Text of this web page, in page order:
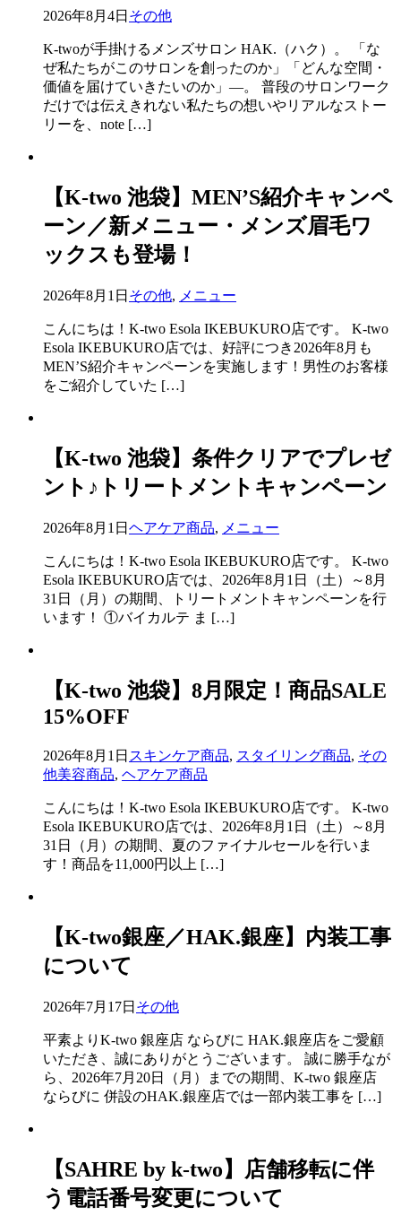
2026年8月4日 その他
K-twoが手掛けるメンズサロン HAK.（ハク）。 「な
ぜ私たちがこのサロンを創ったのか」「どんな空間・
価値を届けていきたいのか」—。 普段のサロンワーク
だけでは伝えきれない私たちの想いやリアルなストー
リーを、note […]
【K-two 池袋】MEN’S紹介キャンペ
ーン／新メニュー・メンズ眉毛ワ
ックスも登場！
2026年8月1日 その他, メニュー
こんにちは！K-two Esola IKEBUKURO店です。 K-two
Esola IKEBUKURO店では、好評につき2026年8月も
MEN’S紹介キャンペーンを実施します！男性のお客様
をご紹介していた […]
【K-two 池袋】条件クリアでプレゼ
ント♪トリートメントキャンペーン
2026年8月1日 ヘアケア商品, メニュー
こんにちは！K-two Esola IKEBUKURO店です。 K-two
Esola IKEBUKURO店では、2026年8月1日（土）～8月
31日（月）の期間、トリートメントキャンペーンを行
います！ ①バイカルテ ま […]
【K-two 池袋】8月限定！商品SALE
15%OFF
2026年8月1日 スキンケア商品, スタイリング商品, その
他美容商品, ヘアケア商品
こんにちは！K-two Esola IKEBUKURO店です。 K-two
Esola IKEBUKURO店では、2026年8月1日（土）～8月
31日（月）の期間、夏のファイナルセールを行いま
す！商品を11,000円以上 […]
【K-two銀座／HAK.銀座】内装工事
について
2026年7月17日 その他
平素よりK-two 銀座店 ならびに HAK.銀座店をご愛顧
いただき、誠にありがとうございます。 誠に勝手なが
ら、2026年7月20日（月）までの期間、K-two 銀座店
ならびに 併設のHAK.銀座店では一部内装工事を […]
【SAHRE by k-two】店舗移転に伴
う電話番号変更について